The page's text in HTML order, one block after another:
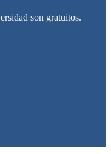
son gratuitos.